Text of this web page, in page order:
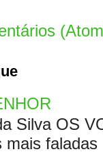
Silva OS
mais